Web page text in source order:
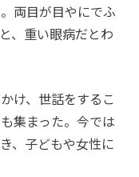
両目が目やにでふ
、重い眼病だとわ
け、世話をするこ
集まった。今では
、子どもや女性に